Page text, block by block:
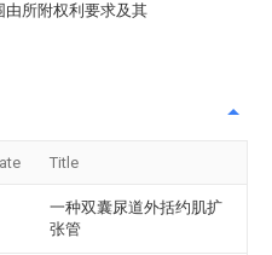
由所附权利要求及其
Title
一种双囊尿道外括约肌扩
张管